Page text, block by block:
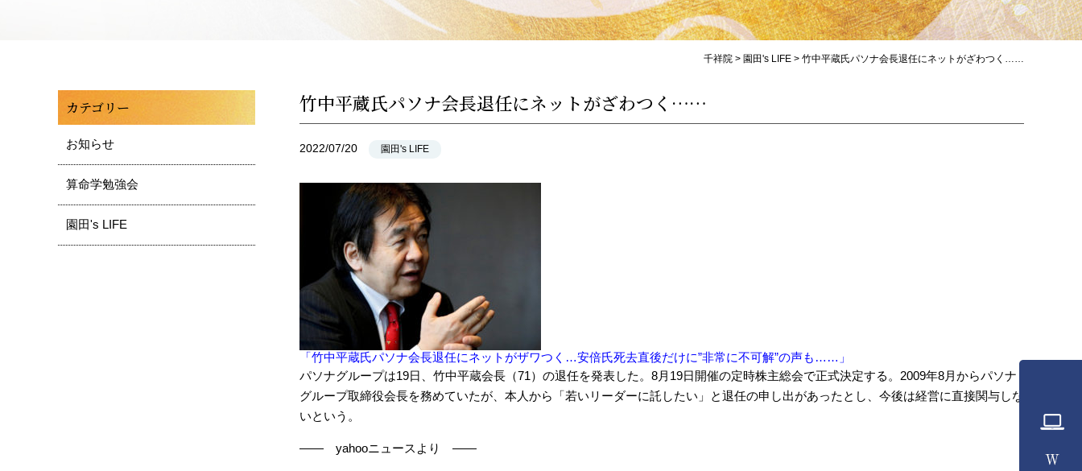
千祥院 > 園田's LIFE > 竹中平蔵氏パソナ会長退任にネットがざわつく……
竹中平蔵氏パソナ会長退任にネットがざわつく……
2022/07/20 園田's LIFE
「竹中平蔵氏パソナ会長退任にネットがザワつく…安倍氏死去直後だけに”非常に不可解”の声も……」
パソナグループは19日、竹中平蔵会長（71）の退任を発表した。8月19日開催の定時株主総会で正式決定する。2009年8月からパソナ
グループ取締役会長を務めていたが、本人から「若いリーダーに託したい」と退任の申し出があったとし、今後は経営に直接関与しな
いという。
―― yahooニュースより ―—
カテゴリー
お知らせ
算命学勉強会
園田's LIFE